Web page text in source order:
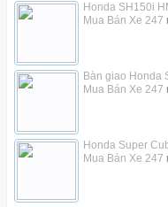
Honda SH150i
Mua Bán Xe 247
Bàn giao Honda
Mua Bán Xe 247
Honda Super
Mua Bán Xe 247